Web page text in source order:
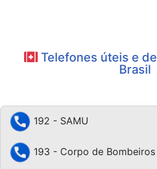
Execução
WhatsApp : (49) 99925-7123
Telefones úteis e
Brasil
192 - SAMU
193 - Corpo de Bombeiros